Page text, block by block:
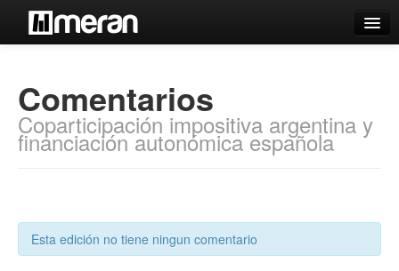
Búsqueda Avanzada
Estantes Virtuales
Contacto
Iniciar sesión
Comentarios
Coparticipación impositiva argentina y
financiación autonómica española
Esta edición no tiene ningun comentario